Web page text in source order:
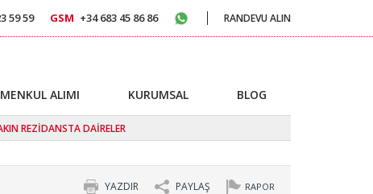
REZİDANSTA DAİRELER
RAPOR
PAYLAŞ
YAZDIR
59 59 GSM +34 683 45 86 86 RANDEVU ALIN
ALIMI KURUMSAL BLOG